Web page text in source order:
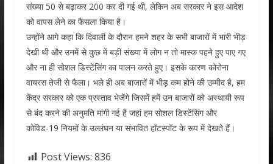
संख्या 50 से बढ़ाकर 200 कर दी गई थी, लेकिन अब सरकार ने इस आदेश
को वापस लेने का फैसला किया है।
उन्होंने आगे कहा कि दिवाली के दौरान हमने शहर के सभी बाजारों में भारी भीड़
देखी थी और उनमें से कुछ में बड़ी संख्या में लोग न तो मास्क पहने हुए पाए गए
और ना ही सोशल डिस्टेंसिंग का पालन करते हुए। इसके कारण कोरोना
वायरस तेजी से फैला। भले ही अब बाजारों में भीड़ कम होने की उम्मीद है, हम
केंद्र सरकार को एक प्रस्ताव भेजेंगे जिसमें हमें उन बाजारों को अस्थायी रूप
से बंद करने की अनुमति मांगी गई है जहां हम सोशल डिस्टेंसिंग और
कोविड-19 नियमों के उल्लंघन या संभावित हॉटस्पॉट के रूप में देखते हैं।
Post Views: 836